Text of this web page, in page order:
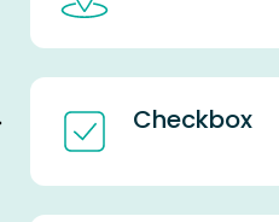
Checkbox